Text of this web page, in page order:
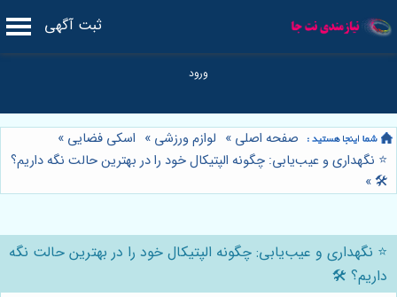
ثبت آگهی
صفحه اصلی » لوازم ورزشی » اسکی فضایی »
⭐️ نگهداری و عیب‌یابی: چگونه الپتیکال خود را در بهترین حالت نگه داریم؟
🛠️
»
⭐️ نگهداری و عیب‌یابی: چگونه الپتیکال خود را در بهترین حالت نگه
داریم؟ 🛠️